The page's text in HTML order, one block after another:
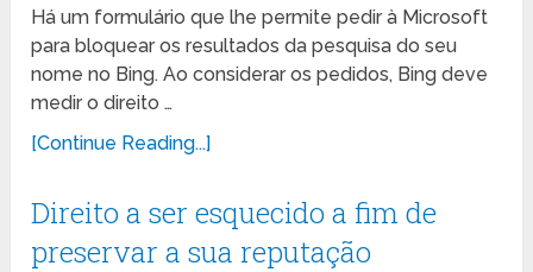
Há um formulário que lhe permite pedir à Microsoft
para bloquear os resultados da pesquisa do seu
nome no Bing. Ao considerar os pedidos, Bing deve
medir o direito …
[Continue Reading...]
Direito a ser esquecido a fim de
preservar a sua reputação